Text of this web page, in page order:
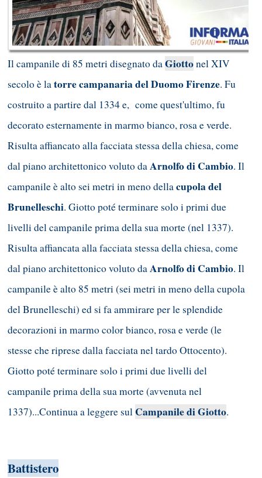
Il campanile di 85 metri disegnato daGiottonel XIV
secolo è latorre campanaria del Duomo Firenze. Fu
costruito a partire dal 1334 e, come quest'ultimo, fu
decorato esternamente in marmo bianco, rosa e verde.
Risulta affiancato alla facciata stessa della chiesa, come
dal piano architettonico voluto daArnolfo di Cambio. Il
campanile è alto sei metri in meno dellacupola del
Brunelleschi. Giotto poté terminare solo i primi due
livelli del campanile prima della sua morte (nel 1337).
Risulta affiancata alla facciata stessa della chiesa, come
dal piano architettonico voluto daArnolfo di Cambio. Il
campanile è alto 85 metri (sei metri in meno della cupola
del Brunelleschi) ed si fa ammirare per le splendide
decorazioni in marmo color bianco, rosa e verde (le
stesse che riprese dalla facciata nel tardo Ottocento).
Giotto poté terminare solo i primi due livelli del
campanile prima della sua morte (avvenuta nel
1337)...Continua a leggere sul Campanile di Giotto.
Battistero